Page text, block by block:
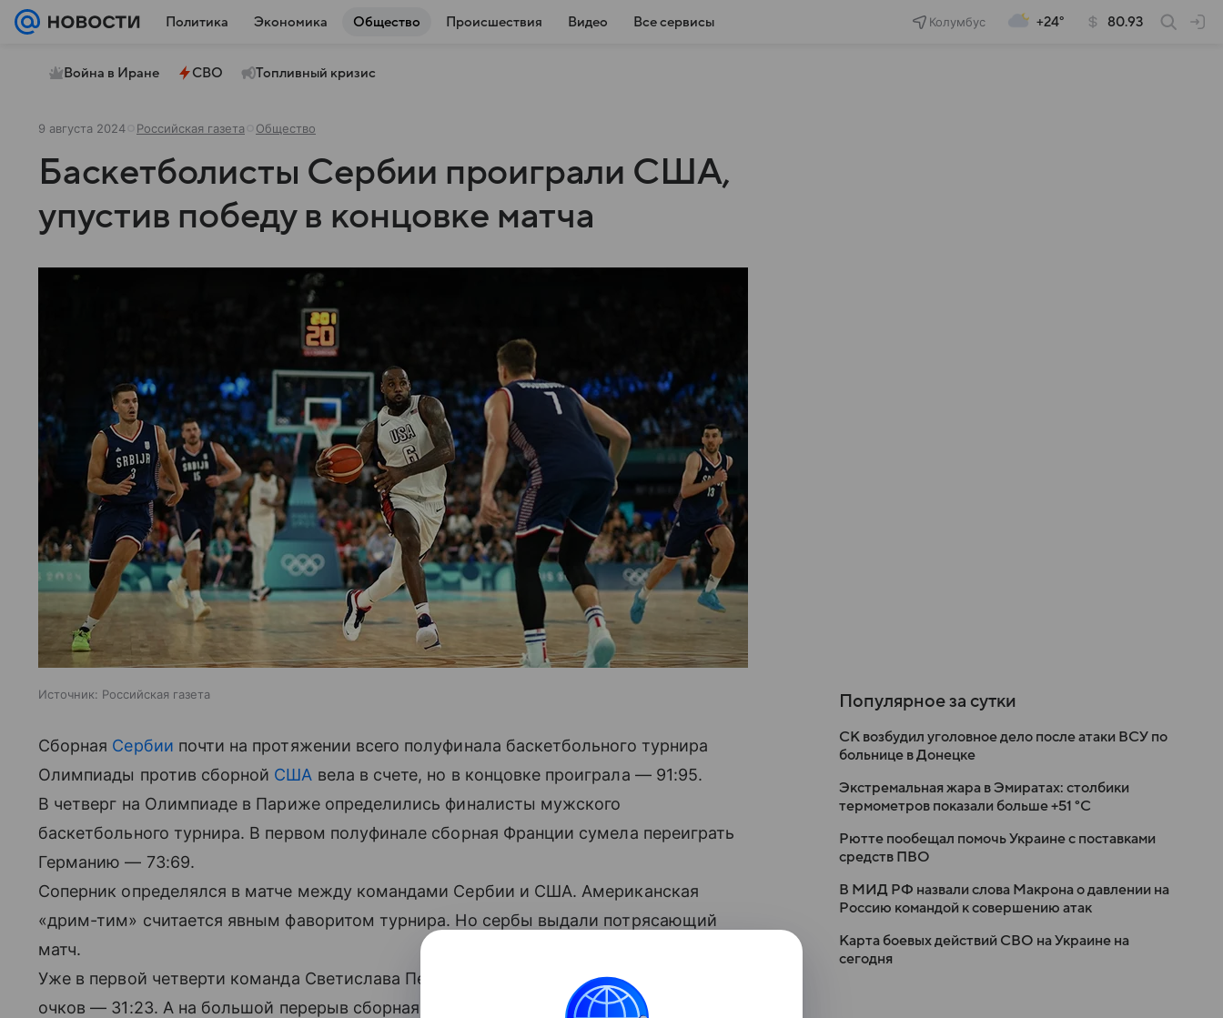
Политика Экономика Общество Происшествия Видео Все сервисы Колумбус +24° 80.93
Война в Иране СВО Топливный кризис
9 августа 2024 Российская газета Общество
Баскетболисты Сербии проиграли США,
упустив победу в концовке матча
Источник: Российская газета
Сборная Сербии почти на протяжении всего полуфинала баскетбольного турнира
Олимпиады против сборной США вела в счете, но в концовке проиграла — 91:95.
В четверг на Олимпиаде в Париже определились финалисты мужского
баскетбольного турнира. В первом полуфинале сборная Франции сумела переиграть
Германию — 73:69.
Соперник определялся в матче между командами Сербии и США. Американская
«дрим-тим» считается явным фаворитом турнира. Но сербы выдали потрясающий
матч.
Уже в первой четверти команда Светислава Пешича сумела добиться перевеса в 8
очков — 31:23. А на большой перерыв сборная Сербии ушла уже с перевесом в 11
Популярное за сутки
СК возбудил уголовное дело после атаки ВСУ по
больнице в Донецке
Экстремальная жара в Эмиратах: столбики
термометров показали больше +51 °C
Рютте пообещал помочь Украине с поставками
средств ПВО
В МИД РФ назвали слова Макрона о давлении на
Россию командой к совершению атак
Карта боевых действий СВО на Украине на
сегодня